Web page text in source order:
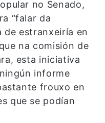
no Senado,
“falar da
de estranxeiría en
na comisión de
esta iniciativa
informe
frouxo en
que se podían